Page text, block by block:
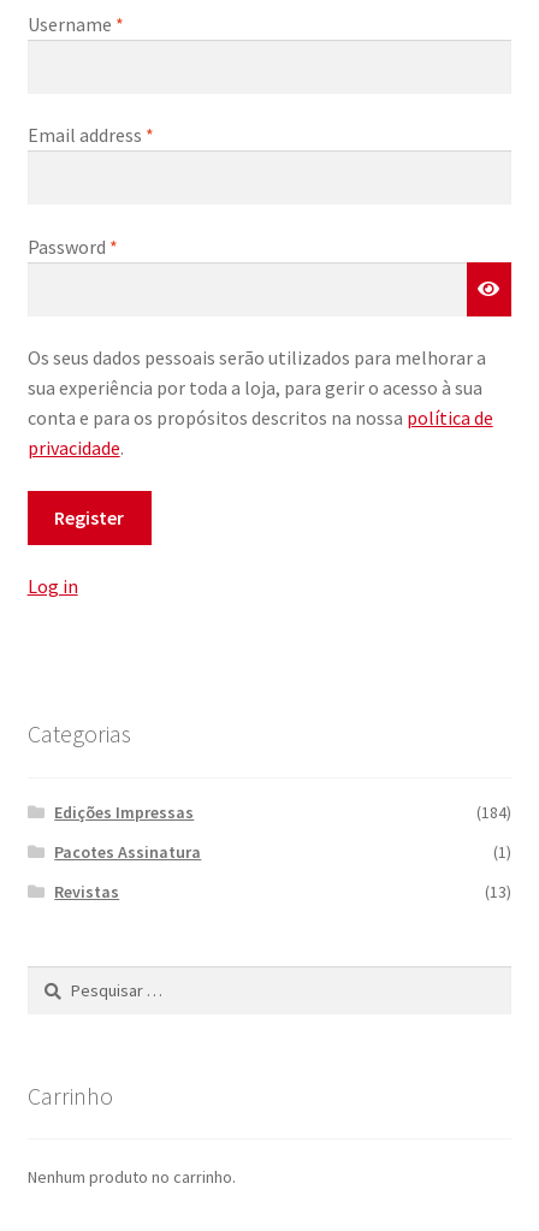
Username *
Email address *
Password *
Os seus dados pessoais serão utilizados para melhorar a
sua experiência por toda a loja, para gerir o acesso à sua
conta e para os propósitos descritos na nossa política de
privacidade.
Log in
Categorias
Edições Impressas
(184)
Pacotes Assinatura
(1)
Revistas
(13)
Pesquisar
Carrinho
Nenhum produto no carrinho.